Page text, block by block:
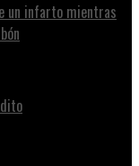
un infarto mientras